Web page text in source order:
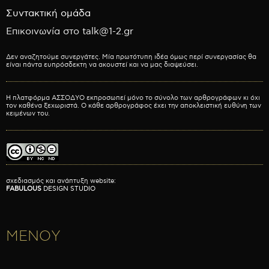
Συντακτική ομάδα
Επικοινωνία στο talk@1-2.gr
Δεν αναζητούμε συνεργάτες. Μία πρωτότυπη ιδέα όμως περί συνεργασίας θα
είναι πάντα ευπρόσδεκτη να ακουστεί και να μας διαψεύσει.
Η πλατφόρμα ΑΣΣΟΔΥΟ εκπροσωπεί μόνο το σύνολο των αρθρογράφων κι όχι
τον καθένα ξεχωριστά. Ο κάθε αρθρογράφος έχει την αποκλειστική ευθύνη των
κειμένων του.
σχεδιασμός και ανάπτυξη website:
FABULOUS DESIGN STUDIO
ΜΕΝΟΥ